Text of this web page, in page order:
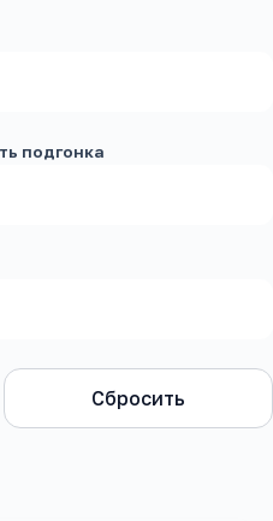
подгонка
Сбросить